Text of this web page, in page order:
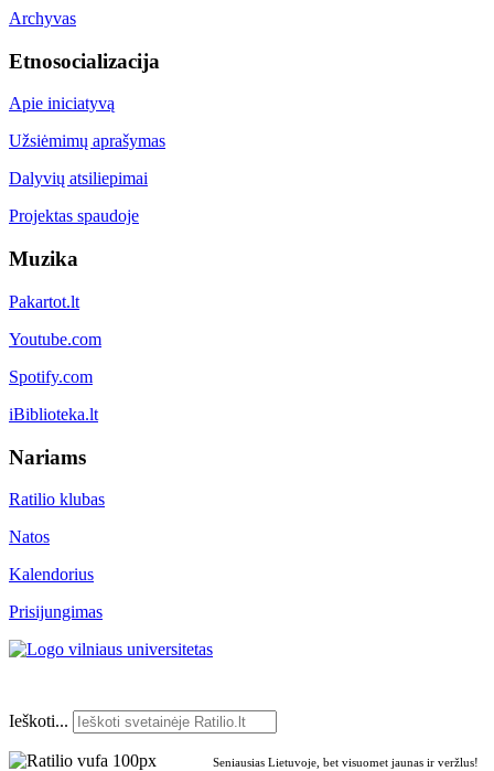
Archyvas
Etnosocializacija
Apie iniciatyvą
Užsiėmimų aprašymas
Dalyvių atsiliepimai
Projektas spaudoje
Muzika
Pakartot.lt
Youtube.com
Spotify.com
iBiblioteka.lt
Nariams
Ratilio klubas
Natos
Kalendorius
Prisijungimas
Ieškoti...
Seniausias Lietuvoje, bet visuomet jaunas ir veržlus!